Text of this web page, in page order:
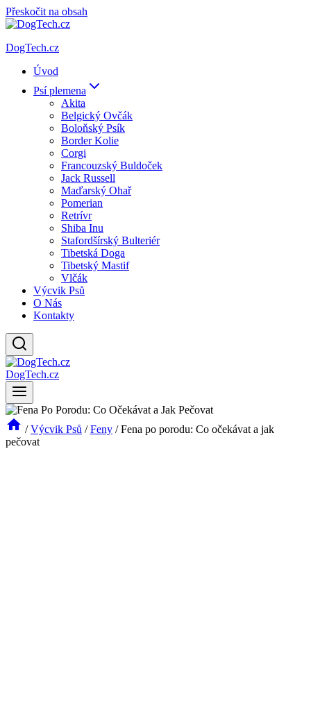
Přeskočit na obsah
DogTech.cz
Úvod
Psí plemena
Akita
Belgický Ovčák
Boloňský Psík
Border Kolie
Corgi
Francouzský Buldoček
Jack Russell
Maďarský Ohař
Pomerian
Retrívr
Shiba Inu
Stafordšírský Bulteriér
Tibetská Doga
Tibetský Mastif
Vlčák
Výcvik Psů
O Nás
Kontakty
DogTech.cz
/ Výcvik Psů / Feny / Fena po porodu: Co očekávat a jak
pečovat